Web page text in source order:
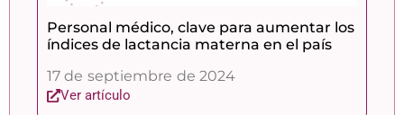
Personal médico, clave para aumentar los
índices de lactancia materna en el país
17 de septiembre de 2024
Ver artículo